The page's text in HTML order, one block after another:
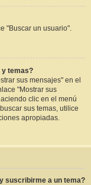
"Buscar un usuario".
y temas?
sus mensajes" en el
"Mostrar sus
clic en el menú
sus temas, utilice
apropiadas.
suscribirme a un tema?